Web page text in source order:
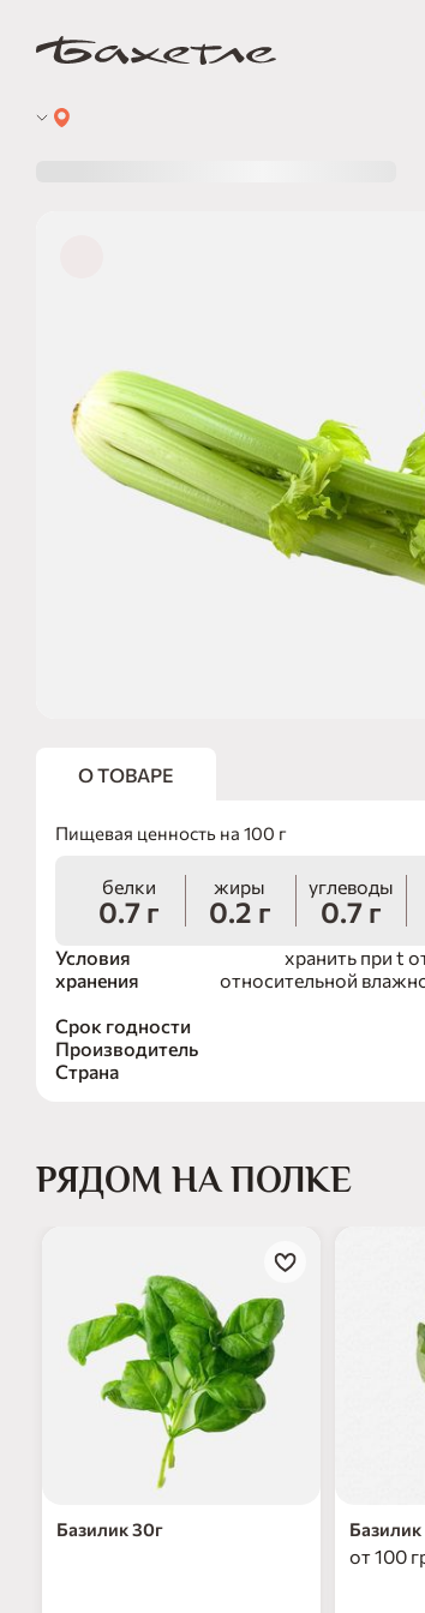
О ТОВАРЕ
Пищевая ценность на 100 г
белки
0.7 г
жиры
0.2 г
углеводы
0.7 г
Условия
хранения
хранить при t
относительной
Срок годности
Производитель
Страна
РЯДОМ НА ПОЛКЕ
Базилик 30г Базилик
от 100